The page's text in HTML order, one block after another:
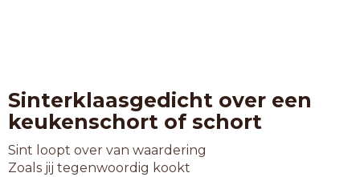
Sinterklaasgedicht over een
keukenschort of schort
Sint loopt over van waardering
Zoals jij tegenwoordig kookt